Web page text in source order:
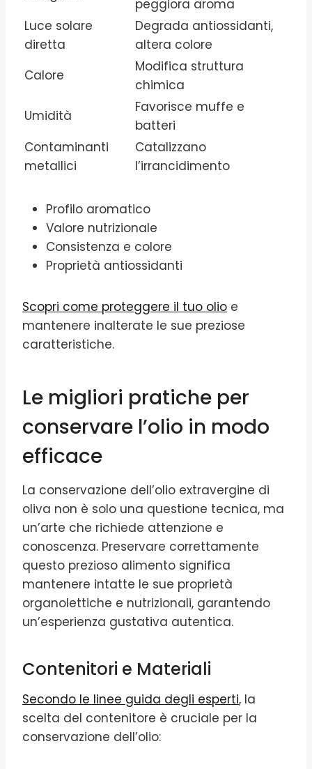
peggiora aroma
Luce solare
diretta
Degrada antiossidanti,
altera colore
Calore
Modifica struttura
chimica
Umidità
Favorisce muffe e
batteri
Contaminanti
metallici
Catalizzano
l’irrancidimento
Profilo aromatico
Valore nutrizionale
Consistenza e colore
Proprietà antiossidanti
Scopri come proteggere il tuo olio e
mantenere inalterate le sue preziose
caratteristiche.
Le migliori pratiche per
conservare l’olio in modo
efficace
La conservazione dell’olio extravergine di
oliva non è solo una questione tecnica, ma
un’arte che richiede attenzione e
conoscenza. Preservare correttamente
questo prezioso alimento significa
mantenere intatte le sue proprietà
organolettiche e nutrizionali, garantendo
un’esperienza gustativa autentica.
Contenitori e Materiali
Secondo le linee guida degli esperti, la
scelta del contenitore è cruciale per la
conservazione dell’olio: